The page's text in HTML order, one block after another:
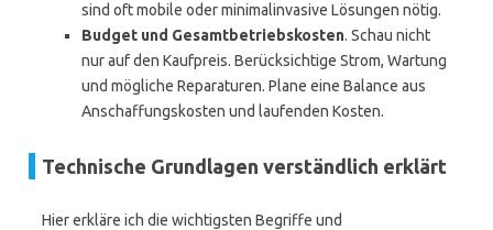
sind oft mobile oder minimalinvasive Lösungen nötig.
Budget und Gesamtbetriebskosten. Schau nicht
nur auf den Kaufpreis. Berücksichtige Strom, Wartung
und mögliche Reparaturen. Plane eine Balance aus
Anschaffungskosten und laufenden Kosten.
Technische Grundlagen verständlich erklärt
Hier erkläre ich die wichtigsten Begriffe und